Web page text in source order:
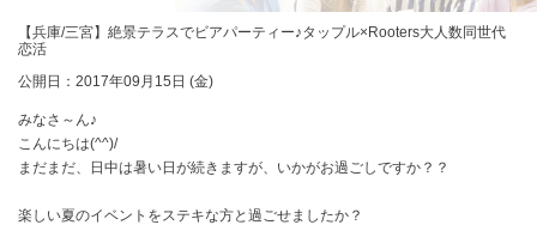
【兵庫/三宮】絶景テラスでビアパーティー♪タップル×Rooters大人数同世代
恋活
公開日：2017年09月15日 (金)
みなさ～ん♪
こんにちは(^^)/
まだまだ、日中は暑い日が続きますが、いかがお過ごしですか？？
楽しい夏のイベントをステキな方と過ごせましたか？